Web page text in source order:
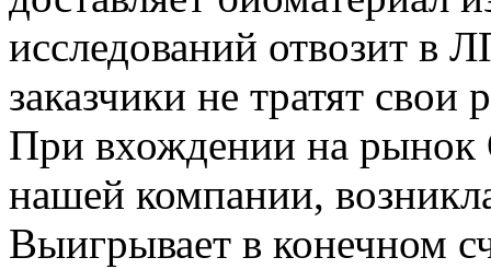
исследований отвозит в
заказчики не тратят свои
При вхождении на
нашей компании,
Выигрывает в конечном